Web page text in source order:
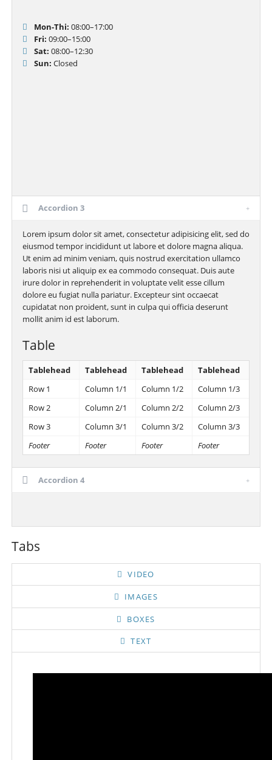
Mon-Thi: 08:00–17:00
Fri: 09:00–15:00
Sat: 08:00–12:30
Sun: Closed
Accordion 3
Lorem ipsum dolor sit amet, consectetur adipisicing elit, sed do
eiusmod tempor incididunt ut labore et dolore magna aliqua.
Ut enim ad minim veniam, quis nostrud exercitation ullamco
laboris nisi ut aliquip ex ea commodo consequat. Duis aute
irure dolor in reprehenderit in voluptate velit esse cillum
dolore eu fugiat nulla pariatur. Excepteur sint occaecat
cupidatat non proident, sunt in culpa qui officia deserunt
mollit anim id est laborum.
Table
Tablehead Tablehead Tablehead Tablehead
Footer Footer Footer Footer
Row 1 Column 1/1 Column 1/2
Column 1/3
Row 2
Column 2/1 Column 2/2
Column 2/3
Row 3
Column 3/1 Column 3/2 Column 3/3
Accordion 4
Tabs
VIDEO
IMAGES
BOXES
TEXT